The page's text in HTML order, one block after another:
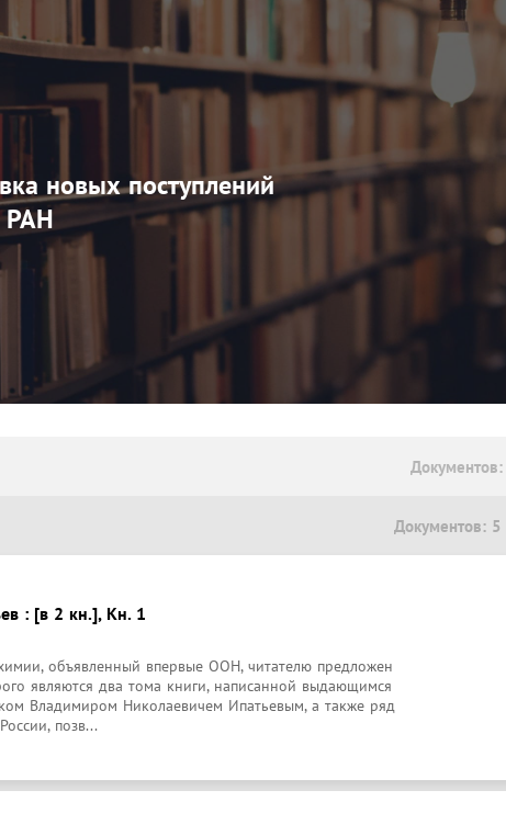
новых поступлений
РАН
Документов: 5
: [в 2 кн.], Кн. 1
объявленный впервые ООН, читателю предложен
являются два тома книги, написанной выдающимся
Владимиром Николаевичем Ипатьевым, а также ряд
позв...